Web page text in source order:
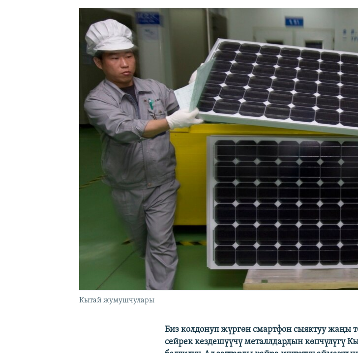
Кытай жумушчулары
Биз колдонуп жүргөн смартфон сыяктуу жаңы
сейрек кездешүүчү металлдардын көпчүлүгү